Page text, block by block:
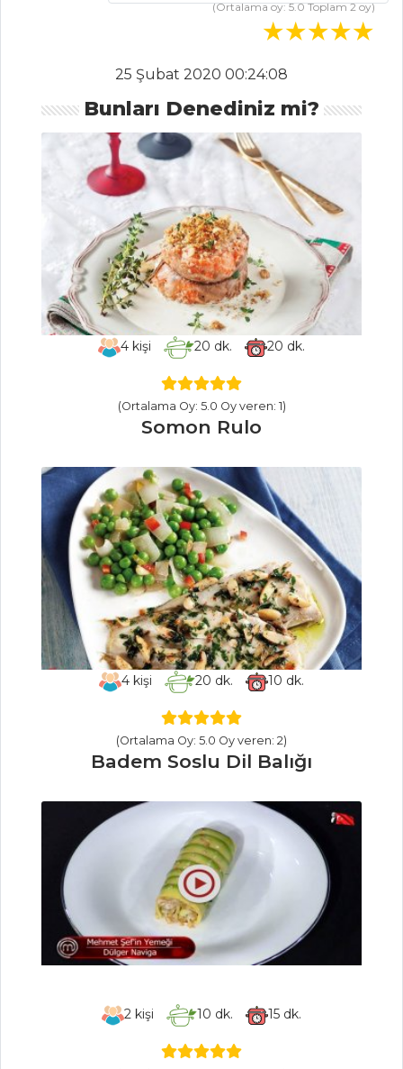
Pilavı
TAZE OTLU
Pilav ve Makarna
Tüm Tarifleri
İÇECEKLER
Sirkencübin
Şerbeti
Naneli Ayran
İçecekler Tüm
MEZELER
Marinara Soslu
Arancini
Biber Borani
Dereotlu Patates
Topu
TATLILAR
KAĞIT HELVA
PASTASI
ELMALI BAR
Apple Cheese Ice
Cream
Tüm Tarifleri
(Ortalama oy:5.0Toplam2oy)
25 Şubat 2020 00:24:08
Bunları Denediniz mi?
4kişi 20 dk. 20 dk.
(Ortalama Oy: 5.0 Oy veren: 1)
Somon Rulo
4kişi 20 dk. 10 dk.
(Ortalama Oy: 5.0 Oy veren: 2)
Badem Soslu Dil Balığı
2kişi 10 dk. 15 dk.